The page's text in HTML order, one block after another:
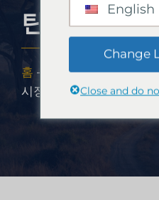
탄자니아
홈 - 시장 조사 범위-아
시장 조사
English
Change
Close and do